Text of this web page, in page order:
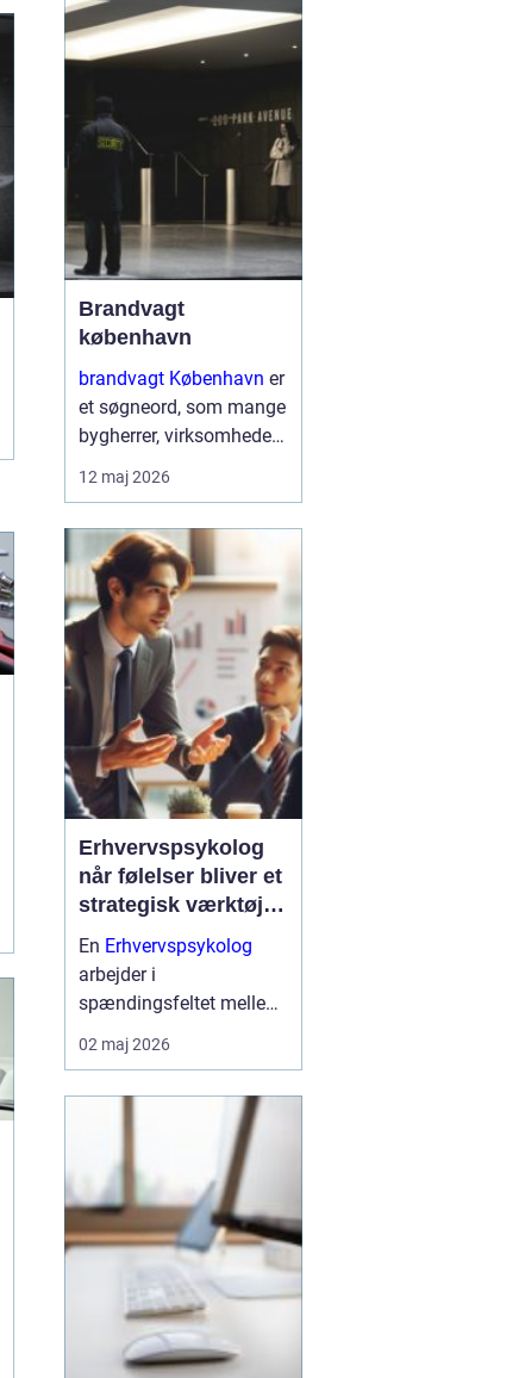
gennemsigtighed og en
løsning, der både holder
økonomisk og
byggeteknisk. Søger du
en god "
10 juli 2026
Brandvagt
københavn
brandvagt København er
et søgneord, som mange
bygherrer, virksomheder
og arrangører søger på,
når de skal sikre arbejde
større events i
hovedstadsområdet.
Brandvagter...
12 maj 2026
Erhvervspsykolog
når følelser bliver et
strategisk værktøj i
arbejdslivet
En Erhvervspsykolog
arbejder i
spændingsfeltet mellem
mennesker og forretning.
Fokus er ikke kun på
samarbejde, ledelse og
resultater. Når vi forstår
de følelser og relationer,
der drive...
02 maj 2026